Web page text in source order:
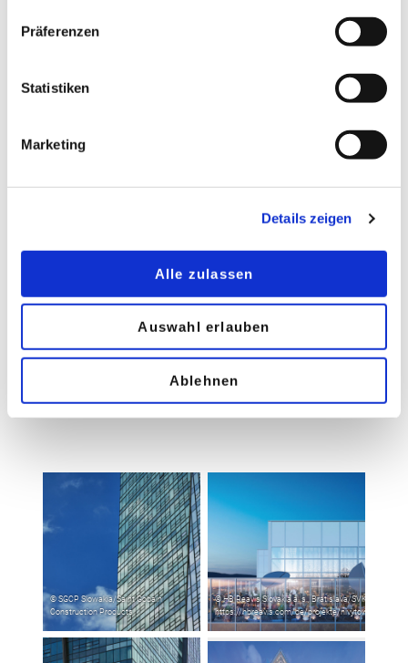
Präferenzen
Statistiken
Marketing
Details zeigen
Alle zulassen
Auswahl erlauben
Ablehnen
Keramisch bedruckte Glasfelder
strukturierte Fassade durch eingestreute opake
wirklich hochwertige Baugläser können diese
Architektur-Berater von SAINT-GOBAIN GLASS.
GALERIE